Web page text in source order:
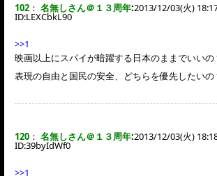
102 ： 名無しさん＠１３周年:2013/12/03(火)
ID:LEXCbkL90
>>1
映画以上にスパイが暗躍する日本のままでいいの
表現の自由と国民の安全、どちらを優先したいの
120 ： 名無しさん＠１３周年:2013/12/03(火)
ID:39byIdWf0
>>1